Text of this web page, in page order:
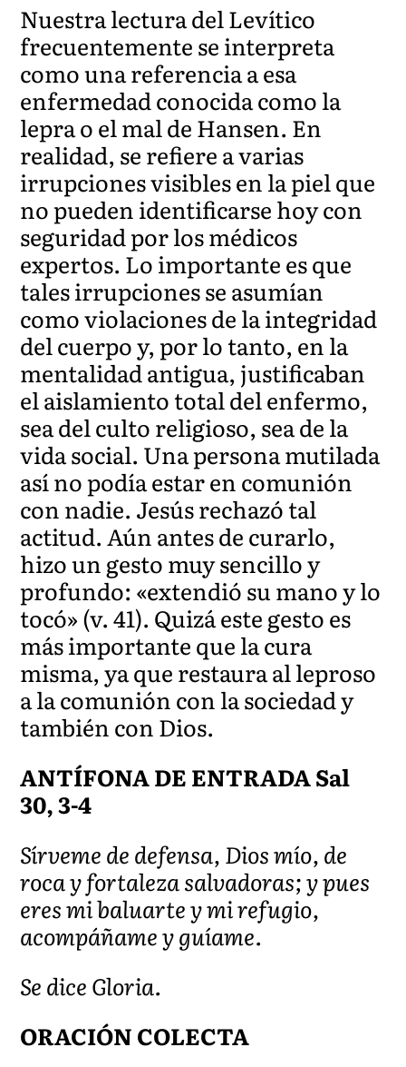
Nuestra lectura del Levítico
frecuentemente se interpreta
como una referencia a esa
enfermedad conocida como la
lepra o el mal de Hansen. En
realidad, se refiere a varias
irrupciones visibles en la piel que
no pueden identificarse hoy con
seguridad por los médicos
expertos. Lo importante es que
tales irrupciones se asumían
como violaciones de la integridad
del cuerpo y, por lo tanto, en la
mentalidad antigua, justificaban
el aislamiento total del enfermo,
sea del culto religioso, sea de la
vida social. Una persona mutilada
así no podía estar en comunión
con nadie. Jesús rechazó tal
actitud. Aún antes de curarlo,
hizo un gesto muy sencillo y
profundo: «extendió su mano y lo
tocó» (v. 41). Quizá este gesto es
más importante que la cura
misma, ya que restaura al leproso
a la comunión con la sociedad y
también con Dios.
ANTÍFONA DE ENTRADA Sal
30, 3-4
Sírveme de defensa, Dios mío, de
roca y fortaleza salvadoras; y pues
eres mi baluarte y mi refugio,
acompáñame y guíame.
Se dice Gloria.
ORACIÓN COLECTA